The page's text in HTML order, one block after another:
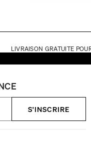
LIVRAISON GRATUITE
S'INSCRIRE